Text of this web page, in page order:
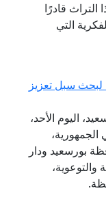
قادرًا
التي
سبل تعزيز
اليوم الأحد،
بورسعيد ودار